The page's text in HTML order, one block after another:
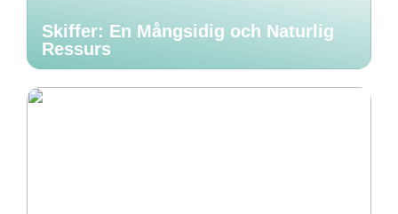
Skiffer: En Mångsidig och Naturlig
Ressurs